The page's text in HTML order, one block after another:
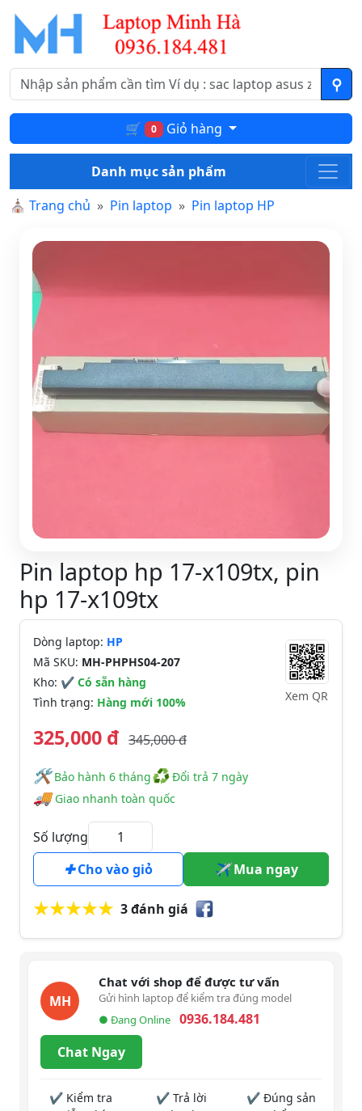
🛒 0 Giỏ hàng
Danh mục sản phẩm
⛪ Trang chủ Pin laptop Pin laptop HP
Pin laptop hp 17-x109tx, pin
hp 17-x109tx
Dòng laptop: HP
Mã SKU: MH-PHPHS04-207
Kho: ✔ Có sẵn hàng
Tình trạng: Hàng mới 100% Xem QR
325,000 đ 345,000 đ
🛠️️ Bảo hành 6 tháng♻Đổi trả 7 ngày
🚚Giao nhanh toàn quốc
Số lượng
Cho vào giỏ
Mua ngay
3 đánh giá
MH
Chat với shop để được tư vấn
Gửi hình laptop để kiểm tra đúng model
● Đang Online
0936.184.481
Chat Ngay
✔ Kiểm tra
✔ Trả lời
✔ Đúng sản